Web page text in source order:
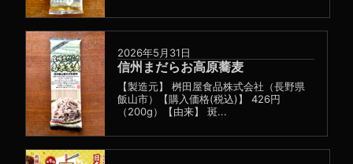
2026年5月31日
信州まだらお高原蕎麦
【製造元】 桝田屋食品株式会社（長野県
飯山市）【購入価格(税込)】 426円
（200g）【由来】 斑...